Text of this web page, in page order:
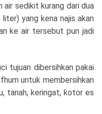
air sedikit kurang dari dua
yang kena najis akan
ke air tersebut pun jadi
tujuan dibersihkan pakai
untuk membersihkan
tanah, keringat, kotor es